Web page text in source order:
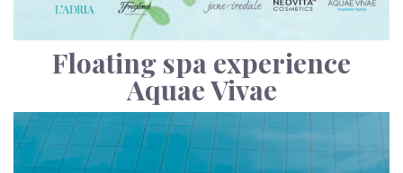
Floating spa experience
Aquae Vivae